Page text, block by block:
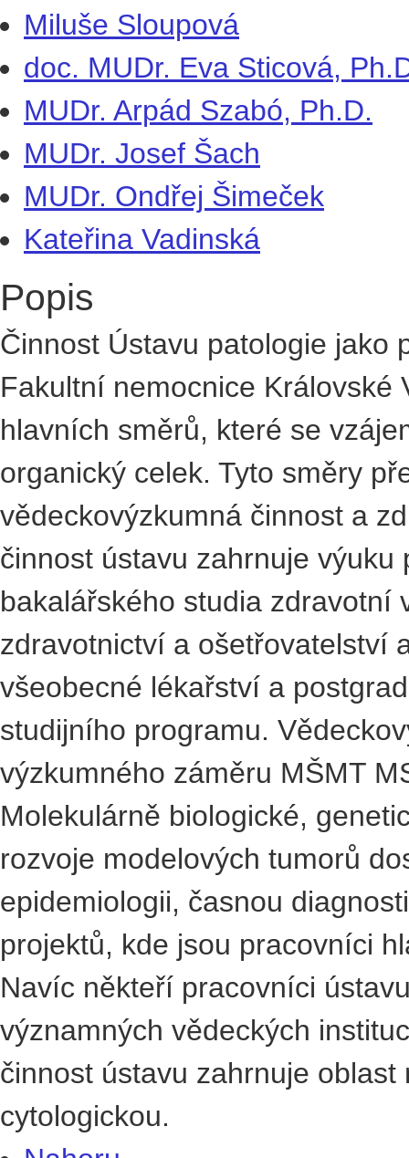
Miluše Sloupová
doc. MUDr. Eva Sticová,
MUDr. Arpád Szabó, Ph.D.
MUDr. Josef Šach
MUDr. Ondřej Šimeček
Kateřina Vadinská
Popis
Činnost Ústavu patologie jako
Fakultní nemocnice Královské
hlavních směrů, které se
organický celek. Tyto směry
vědeckovýzkumná činnost a
činnost ústavu zahrnuje
bakalářského studia zdravotní
zdravotnictví a ošetřovatelství
všeobecné lékařství a
studijního programu.
výzkumného záměru MŠMT
Molekulárně biologické,
rozvoje modelových tumorů
epidemiologii, časnou
projektů, kde jsou pracovníci
Navíc někteří pracovníci
významných vědeckých
činnost ústavu zahrnuje
cytologickou.